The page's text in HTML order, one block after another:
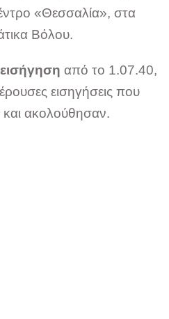
«Θεσσαλία», στα
Βόλου.
εισήγηση από το 1.07.40,
εισηγήσεις που
ακολούθησαν.